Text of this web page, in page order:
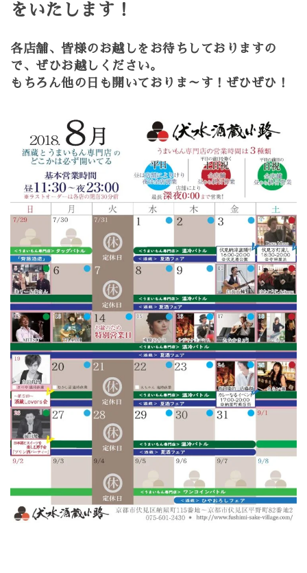
をいたします！
各店舗、皆様のお越しをお待ちしておりますの
で、ぜひお越しください。
もちろん他の日も開いておりま～す！ぜひぜひ！